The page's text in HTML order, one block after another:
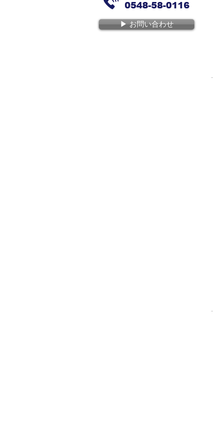
▶︎ お問い合わせ